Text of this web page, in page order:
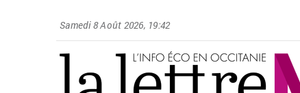
Samedi 8 Août 2026, 19:42